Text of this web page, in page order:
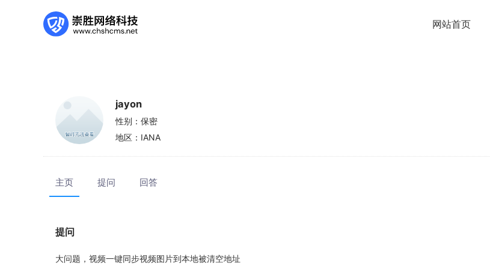
网站首页
jayon
性别： 保密
地区： IANA
主页 提问 回答
提问
大问题，视频一键同步视频图片到本地被清空地址